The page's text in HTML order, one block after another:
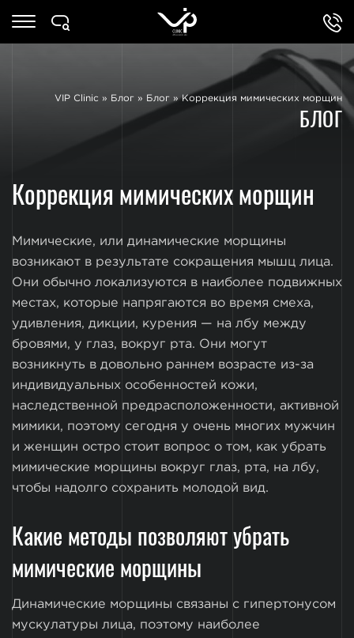
VIP Clinic » Блог » Блог »Коррекция мимических морщин
БЛОГ
Коррекция мимических морщин
Мимические, или динамические морщины
возникают в результате сокращения мышц лица.
Они обычно локализуются в наиболее подвижных
местах, которые напрягаются во время смеха,
удивления, дикции, курения — на лбу между
бровями, у глаз, вокруг рта. Они могут
возникнуть в довольно раннем возрасте из-за
индивидуальных особенностей кожи,
наследственной предрасположенности, активной
мимики, поэтому сегодня у очень многих мужчин
и женщин остро стоит вопрос о том, как убрать
мимические морщины вокруг глаз, рта, на лбу,
чтобы надолго сохранить молодой вид.
Какие методы позволяют убрать
мимические морщины
Динамические морщины связаны с гипертонусом
мускулатуры лица, поэтому наиболее